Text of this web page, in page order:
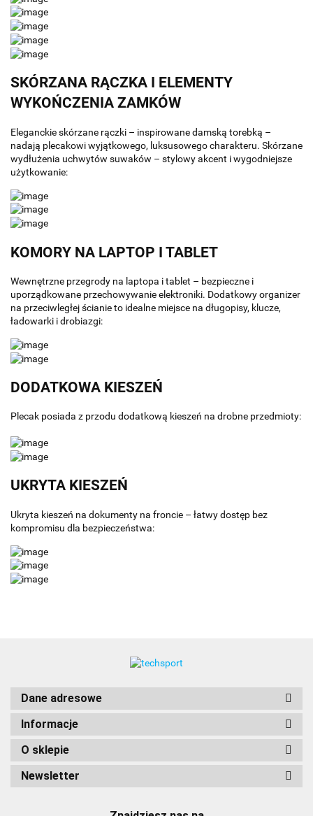
SKÓRZANA RĄCZKA I ELEMENTY
WYKOŃCZENIA ZAMKÓW
Eleganckie skórzane rączki – inspirowane damską torebką –
nadają plecakowi wyjątkowego, luksusowego charakteru. Skórzane
wydłużenia uchwytów suwaków – stylowy akcent i wygodniejsze
użytkowanie:
KOMORY NA LAPTOP I TABLET
Wewnętrzne przegrody na laptopa i tablet – bezpieczne i
uporządkowane przechowywanie elektroniki. Dodatkowy organizer
na przeciwległej ścianie to idealne miejsce na długopisy, klucze,
ładowarki i drobiazgi:
DODATKOWA KIESZEŃ
Plecak posiada z przodu dodatkową kieszeń na drobne przedmioty:
UKRYTA KIESZEŃ
Ukryta kieszeń na dokumenty na froncie – łatwy dostęp bez
kompromisu dla bezpieczeństwa:
Dane adresowe
Informacje
O sklepie
Newsletter